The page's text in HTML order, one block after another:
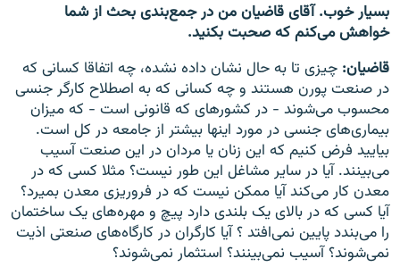
بسیار خوب. آقای قاضیان من در جمع‌بندی بحث از شما
خواهش می‌کنم که صحبت بکنید.
قاضیان: چیزی تا به حال نشان داده نشده، چه اتفاقا کسانی که
در صنعت پورن هستند و چه کسانی که به اصطلاح کارگر جنسی
محسوب می‌شوند - در کشورهای که قانونی است - که میزان
بیماری‌های جنسی در مورد اینها بیشتر از جامعه در کل است.
بیایید فرض کنیم که این زنان یا مردان در این صنعت آسیب
می‌بینند. آیا در سایر مشاغل این طور نیست؟ مثلا کسی که در
معدن کار می‌کند آیا ممکن نیست که در فروریزی معدن بمیرد؟
آیا کسی که در بالای یک بلندی دارد پیچ و مهره‌های یک ساختمان
را می‌بندد پایین نمی‌افتد ؟ آیا کارگران در کارگاه‌های صنعتی اذیت
نمی‌شوند؟ آسیب نمی‌بینند؟ استثمار نمی‌شوند؟